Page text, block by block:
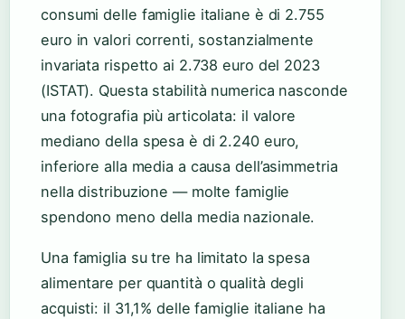
consumi delle famiglie italiane è di 2.755
euro in valori correnti, sostanzialmente
invariata rispetto ai 2.738 euro del 2023
(ISTAT). Questa stabilità numerica nasconde
una fotografia più articolata: il valore
mediano della spesa è di 2.240 euro,
inferiore alla media a causa dell’asimmetria
nella distribuzione — molte famiglie
spendono meno della media nazionale.
Una famiglia su tre ha limitato la spesa
alimentare per quantità o qualità degli
acquisti: il 31,1% delle famiglie italiane ha